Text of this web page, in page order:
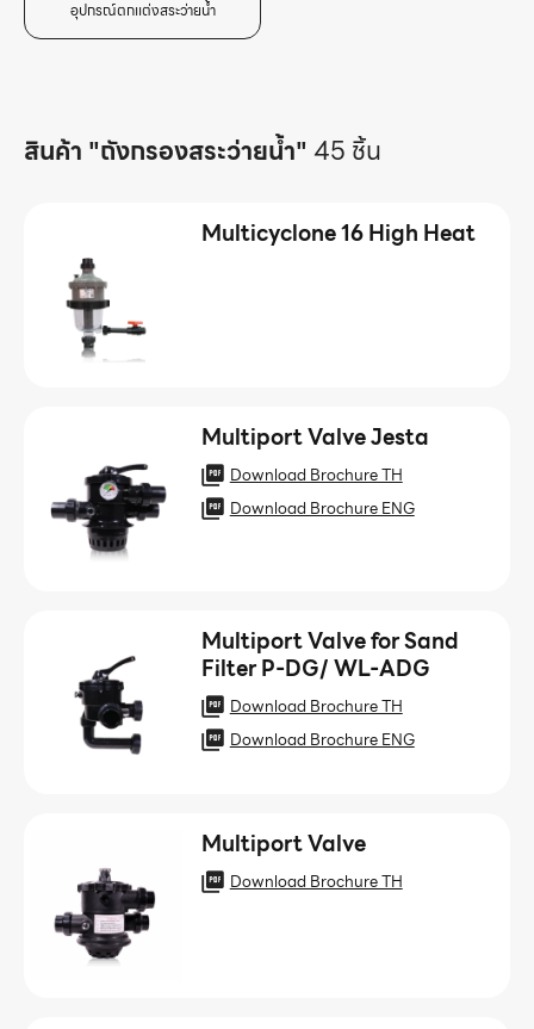
อุปกรณ์ตกเเต่งสระว่ายน้ำ
สินค้า "ถังกรองสระว่ายน้ำ" 45 ชิ้น
Multicyclone 16 High Heat
Multiport Valve Jesta
Download Brochure TH
Download Brochure ENG
Multiport Valve for Sand
Filter P-DG/ WL-ADG
Download Brochure TH
Download Brochure ENG
Multiport Valve
Download Brochure TH